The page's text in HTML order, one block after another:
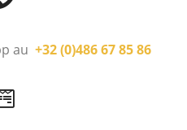
au +32 (0)486 67 85 86